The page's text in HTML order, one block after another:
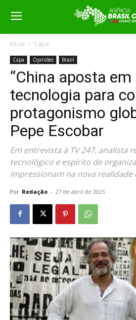
Início Capa
Capa Opiniões Brasil
“China aposta
tecnologia para
protagonismo
Pepe Escobar
Em entrevista à TV 247, analista
tecnológico e espírito de
impressionam na nova realidade
Por Redação - 27 de abril de 2025